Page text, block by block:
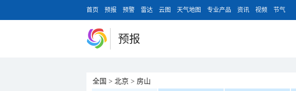
首页 预报 预警 雷达 云图 天气地图 专业产品 资讯 视频 节气
预报
全国 > 北京 > 房山